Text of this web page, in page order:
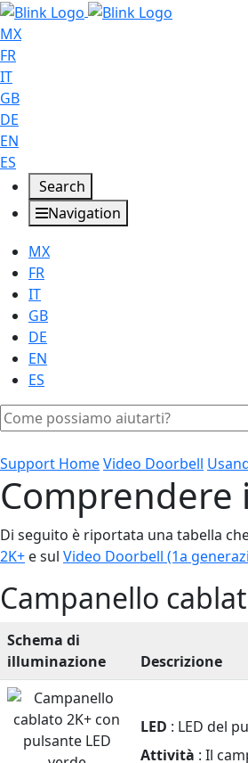
MX
FR
IT
GB
DE
EN
ES
Search
Navigation
MX
FR
IT
GB
DE
EN
ES
Support HomeVideo Doorbell
Comprendere
Di seguito è riportata una tabella
2K+ e sul Video Doorbell (1a
Campanello
Schemi
luminosi
LED
Schema di
illuminazione
Descrizione
LED : LED del
Attività : Il